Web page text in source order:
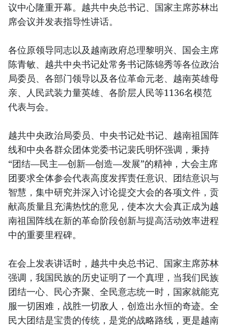
议中心隆重开幕。越共中央总书记、国家主席苏林出
席会议并发表指导性讲话。
各位原领导同志以及越南政府总理黎明兴、国会主席
陈青敏、越共中央书记处常务书记陈锦秀等各位政治
局委员、各部门领导以及各位革命元老、越南英雄母
亲、人民武装力量英雄、各阶层人民等1136名模范
代表与会。
越共中央政治局委员、中央书记处书记、越南祖国阵
线和中央各群众团体党委书记裴氏明怀强调，秉持
“团结—民主—创新—创造—发展”的精神，大会主席
团要求全体参会代表高度发挥责任意识、团结意识与
智慧，集中研究并深入讨论提交大会的各项文件，贡
献高质量且充满热忱的意见，使本次大会真正成为越
南祖国阵线在新的革命阶段创新与提高活动效率进程
中的重要里程碑。
在会上发表讲话时，越共中央总书记、国家主席苏林
强调，我国民族的历史证明了一个真理，当我们民族
团结一心、民心齐聚、全民意志统一时，国家就能克
服一切困难，战胜一切敌人，创造出永恒的奇迹。全
民大团结是宝贵的传统，是党的战略路线，更是越南